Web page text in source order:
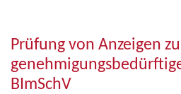
Prüfung von Anzeigen
BImSchV